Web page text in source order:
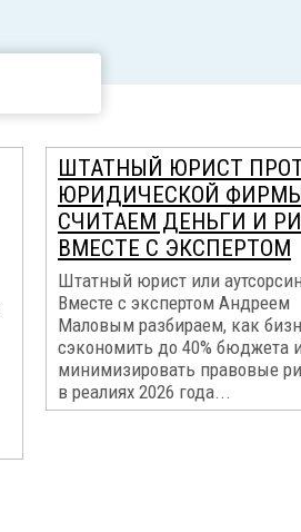
ШТАТНЫЙ ЮРИСТ
ЮРИДИЧЕСКОЙ
СЧИТАЕМ ДЕНЬГИ И
ВМЕСТЕ С ЭКСПЕРТОМ
Штатный юрист или
Вместе с экспертом Андреем
Маловым разбираем, как
сэкономить до 40% бюджета
минимизировать правовые
в реалиях 2026 года...